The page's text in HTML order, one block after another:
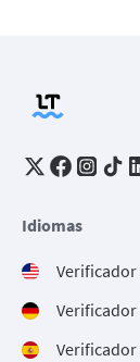
Idiomas
Verificador
Verificador
Verificador